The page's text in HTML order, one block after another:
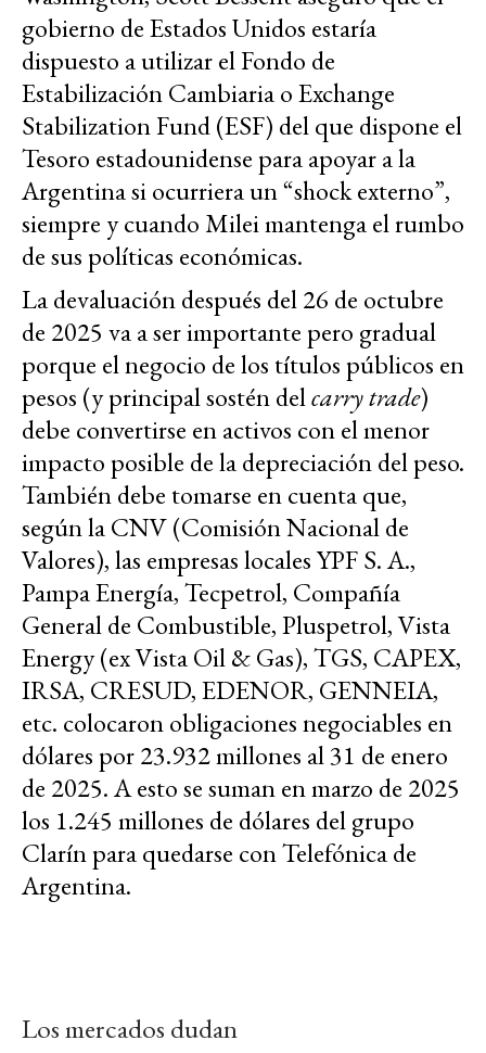
gobierno de Estados Unidos estaría
dispuesto a utilizar el Fondo de
Estabilización Cambiaria o Exchange
Stabilization Fund (ESF) del que dispone el
Tesoro estadounidense para apoyar a la
Argentina si ocurriera un “shock externo”,
siempre y cuando Milei mantenga el rumbo
de sus políticas económicas.
La devaluación después del 26 de octubre
de 2025 va a ser importante pero gradual
porque el negocio de los títulos públicos en
pesos (y principal sostén delcarry trade)
debe convertirse en activos con el menor
impacto posible de la depreciación del peso.
También debe tomarse en cuenta que,
según la CNV (Comisión Nacional de
Valores), las empresas locales YPF S. A.,
Pampa Energía, Tecpetrol, Compañía
General de Combustible, Pluspetrol, Vista
Energy (ex Vista Oil & Gas), TGS, CAPEX,
IRSA, CRESUD, EDENOR, GENNEIA,
etc. colocaron obligaciones negociables en
dólares por 23.932 millones al 31 de enero
de 2025. A esto se suman en marzo de 2025
los 1.245 millones de dólares del grupo
Clarín para quedarse con Telefónica de
Argentina.
Los mercados dudan